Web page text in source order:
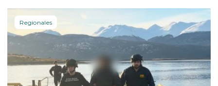
Regionales